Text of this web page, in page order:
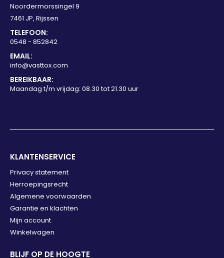
Noordermorssingel 9
7461 JP, Rijssen
TELEFOON:
0548 - 852842
EMAIL:
info@vasttox.com
BEREIKBAAR:
Maandag t/m vrijdag: 08.30 tot 21.30 uur
KLANTENSERVICE
Privacy statement
Herroepingsrecht
Algemene voorwaarden
Garantie en klachten
Mijn account
Winkelwagen
BLIJF OP DE HOOGTE